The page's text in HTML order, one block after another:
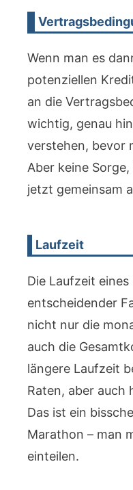
Wenn man es
potenziellen
an die
wichtig, genau
verstehen, bevor
Aber keine
jetzt gemeinsam
Laufzeit
Die Laufzeit
entscheidender
nicht nur die
auch die
längere Laufzeit
Raten, aber auch
Das ist ein
Marathon – man
einteilen.